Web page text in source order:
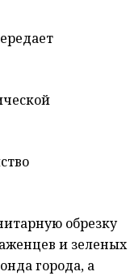
обрезку
и зеленых
города, а